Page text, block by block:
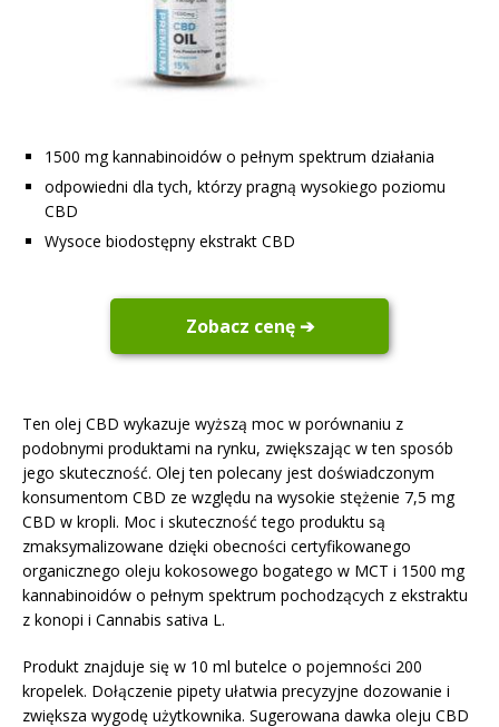
1500 mg kannabinoidów o pełnym spektrum działania
odpowiedni dla tych, którzy pragną wysokiego poziomu
CBD
Wysoce biodostępny ekstrakt CBD
Zobacz cenę ➔
Ten olej CBD wykazuje wyższą moc w porównaniu z
podobnymi produktami na rynku, zwiększając w ten sposób
jego skuteczność. Olej ten polecany jest doświadczonym
konsumentom CBD ze względu na wysokie stężenie 7,5 mg
CBD w kropli. Moc i skuteczność tego produktu są
zmaksymalizowane dzięki obecności certyfikowanego
organicznego oleju kokosowego bogatego w MCT i 1500 mg
kannabinoidów o pełnym spektrum pochodzących z ekstraktu
z konopi i Cannabis sativa L.
Produkt znajduje się w 10 ml butelce o pojemności 200
kropelek. Dołączenie pipety ułatwia precyzyjne dozowanie i
zwiększa wygodę użytkownika. Sugerowana dawka oleju CBD